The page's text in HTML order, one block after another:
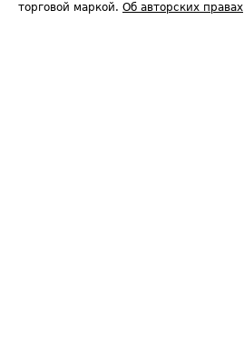
торговой маркой. Об авторских правах